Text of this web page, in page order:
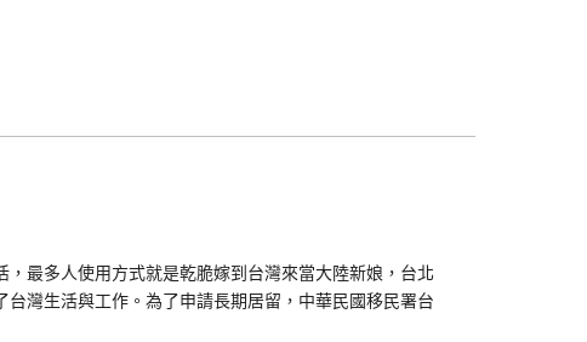
最多人使用方式就是乾脆嫁到台灣來當大陸新娘，台北
灣生活與工作。為了申請長期居留，中華民國移民署台